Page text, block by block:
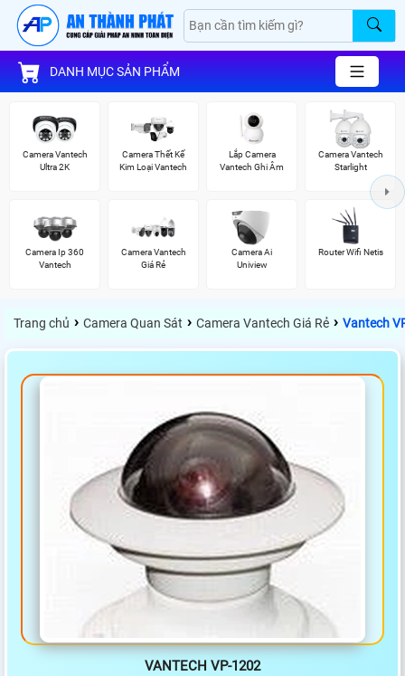
DANH MỤC SẢN PHẨM
Camera Vantech
Ultra 2K
Camera Thết Kế
Kim Loại Vantech
Lắp Camera
Vantech Ghi Âm
Camera Vantech
Starlight
Camera Ip 360
Vantech
Camera Vantech
Giá Rẻ
Camera Ai
Uniview
Router Wifi Netis
Trang chủ › Camera Quan Sát › Camera Vantech Giá Rẻ › Vantech
VANTECH VP-1202